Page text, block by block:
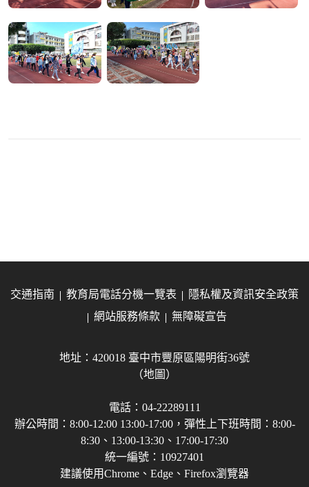
交通指南 教育局電話分機一覽表
隱私權及資訊安全政策
網站服務條款
無障礙宣告
地址：420018 臺中市豐原區陽明街36號
（地圖）
電話：04-22289111
辦公時間：8:00-12:00 13:00-17:00，彈性上下班時間：8:00-
8:30、13:00-13:30、17:00-17:30
統一編號：10927401
建議使用Chrome、Edge、Firefox瀏覽器